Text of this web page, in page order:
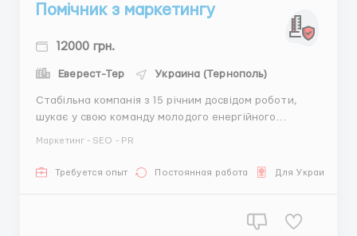
Помічник з маркетингу
12000 грн.
Еверест-Тер Украина (Тернополь)
Стабільна компанія з 15 річним досвідом роботи,
шукає у свою команду молодого енергійного
бонуси, премії; цікаві задачі та активну роботу;
Маркетинг - SEO - PR
Требуется опыт Постоянная работа Для Украинцев